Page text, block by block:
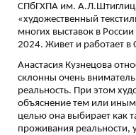
СПбГХПА им.
«художественный
многих выставок в
2024. Живет и работает в
Анастасия Кузнецова
склонны очень
реальность. При этом
объяснение тем или
целью она выбирает как
проживания реальности,